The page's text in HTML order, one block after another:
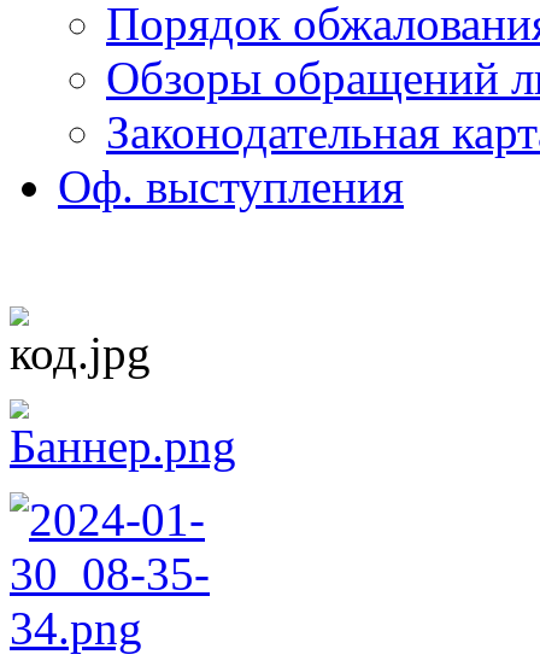
Порядок
Обзоры обращений
Законодательная
Оф. выступления